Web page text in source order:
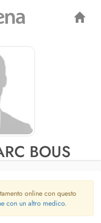
BOUS
online con questo
con un altro medico.